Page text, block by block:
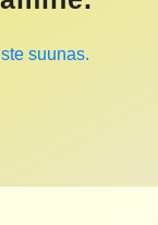
suunas.